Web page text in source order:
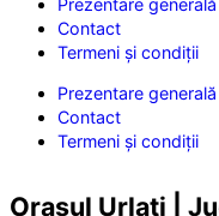
Contact
Termeni și condiții
Prezentare generală
Contact
Termeni și condiții
Orașul Urlați |